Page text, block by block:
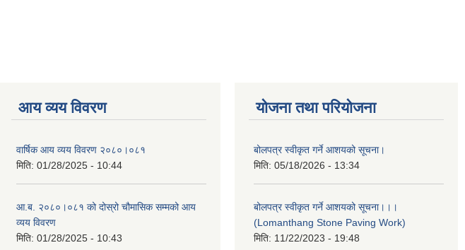
आय व्यय विवरण
वार्षिक आय व्यय विवरण २०८०।०८१
मिति: 01/28/2025 - 10:44
आ.ब. २०८०।०८१ को दोस्रो चौमासिक सम्मको आय
व्यय विवरण
मिति: 01/28/2025 - 10:43
योजना तथा परियोजना
बोलपत्र स्वीकृत गर्ने आशयको सूचना।
मिति: 05/18/2026 - 13:34
बोलपत्र स्वीकृत गर्ने आशयको सूचना।।।
(Lomanthang Stone Paving Work)
मिति: 11/22/2023 - 19:48